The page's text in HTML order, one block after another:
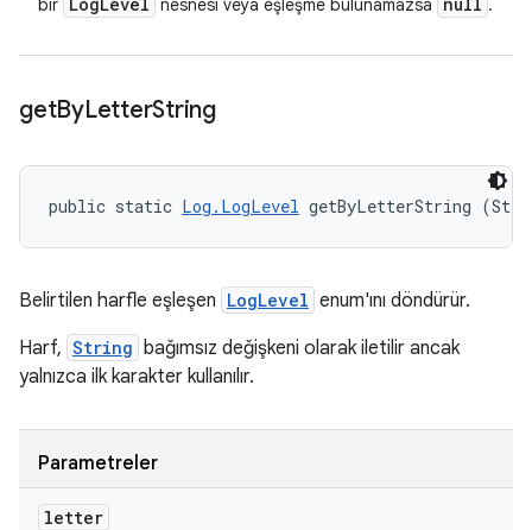
bir nesnesi veya eşleşme bulunamazsa .
getByLetterString
public static Log.LogLevel getByLetterString
Belirtilen harfle eşleşen LogLevel enum'ını döndürür.
Harf, String bağımsız değişkeni olarak iletilir ancak
yalnızca ilk karakter kullanılır.
Parametreler
letter